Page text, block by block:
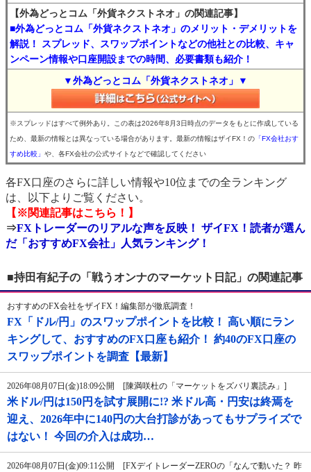
【外為どっとコム「外貨ネクストネオ」の関連記事】
■外為どっとコム「外貨ネクストネオ」のメリット・デメリットを
解説！ スプレッド、スワップポイントなどの他社との比較、キャ
ンペーン情報や口座開設までの時間、必要書類も紹介！
▼外為どっとコム「外貨ネクストネオ」▼
※スプレッドはすべて例外あり。この表は2026年8月3日時点のデータをもとに作成している
ため、最新の情報とは異なっている場合があります。最新の情報はザイFX！の 「FX会社おす
すめ比較」 や、各FX会社の公式サイトなどで確認してください
各FX口座のさらに詳しい情報や10位までの全ランキング
は、以下よりご覧ください。
【※関連記事はこちら！】
⇒FXトレーダーのリアルな声を反映！ ザイFX！読者が選ん
だ「おすすめFX会社」人気ランキング！
■持田有紀子の「戦うオンナのマーケット日記」の関連記事
おすすめのFX会社をザイFX！編集部が徹底調査！
FX「ドル/円」のスワップポイントを比較！ 高い順にラン
キングして、おすすめのFX口座も紹介！ 約40のFX口座の
スワップポイントを調査【最新】
2026年08月07日(金)18:09公開 [陳満咲杜の「マーケットをズバリ裏読み」]
米ドル/円は150円を試す展開に!? 米ドル高・円安は終焉を
迎え、2026年中に140円の大台打診があってもサプライズで
はない！ 今回の介入は成功…
2026年08月07日(金)09:11公開 [FXデイトレーダーZEROの「なんで動いた？ 昨